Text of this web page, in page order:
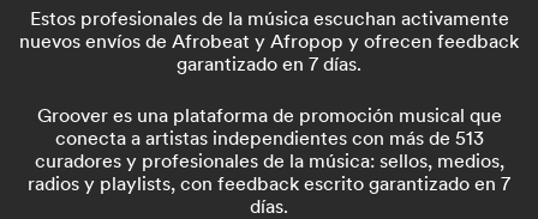
Estos profesionales de la música escuchan activamente
nuevos envíos de Afrobeat y Afropop y ofrecen feedback
garantizado en 7 días.
Groover es una plataforma de promoción musical que
conecta a artistas independientes con más de 513
curadores y profesionales de la música: sellos, medios,
radios y playlists, con feedback escrito garantizado en 7
días.